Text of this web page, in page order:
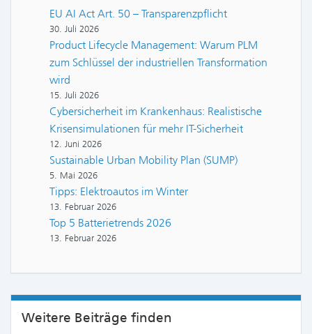
EU AI Act Art. 50 – Transparenzpflicht
30. Juli 2026
Product Lifecycle Management: Warum PLM
zum Schlüssel der industriellen Transformation
wird
15. Juli 2026
Cybersicherheit im Krankenhaus: Realistische
Krisensimulationen für mehr IT-Sicherheit
12. Juni 2026
Sustainable Urban Mobility Plan (SUMP)
5. Mai 2026
Tipps: Elektroautos im Winter
13. Februar 2026
Top 5 Batterietrends 2026
13. Februar 2026
Weitere Beiträge finden